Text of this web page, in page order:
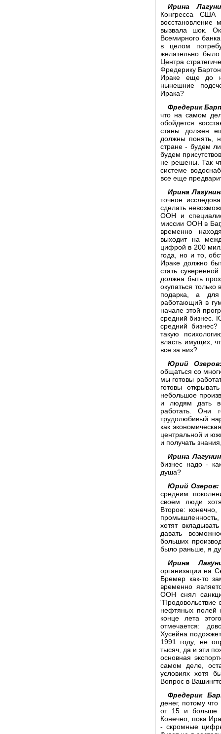
Ирина
Конгресса США
вызвала шок.
Всемирного
в целом
желательно
Центра
Фредерику
Ираке еще до
нынешние
Ирака?
Фредерик
что на самом
обойдется
станы должен
должны понять,
стране - будем
будем
не решены. Так
системе
все еще
Ирина
точное
сделать
ООН и
миссии ООН в
временно
выходит на
цифрой в 200
года, но и то,
Ираке должно
стать
должна быть
окупаться
подарка, а для
работающий в
начале этой
средний бизнес.
средний
такую
власть имущих,
все за них?
Юрий
общаться со
мы готовы
готовы
небольшое
и людям дать
работать. Они
трудолюбивый
как
центральной и
и получать
Ирина
бизнес надо -
душа?
Юрий Озеров:
средним
своем люди
Второе: конечно,
хотят
давать
больших
было раньше, я
Ирина
организации на
Бремер как-то
временно
ООН снял
нефтяных полей
конце лета
отмечается:
Хусейна
1991 году, не
тысяч, да и эти
основная
самом деле,
условиях хотя
Вопрос в
Фредерик
денег, потому
от 15 и больше
Конечно, пока
- скромные